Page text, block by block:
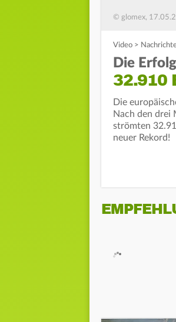
© glomex,
Video >
Die
32.910
Die
Nach den drei
strömten
neuer Rekord!